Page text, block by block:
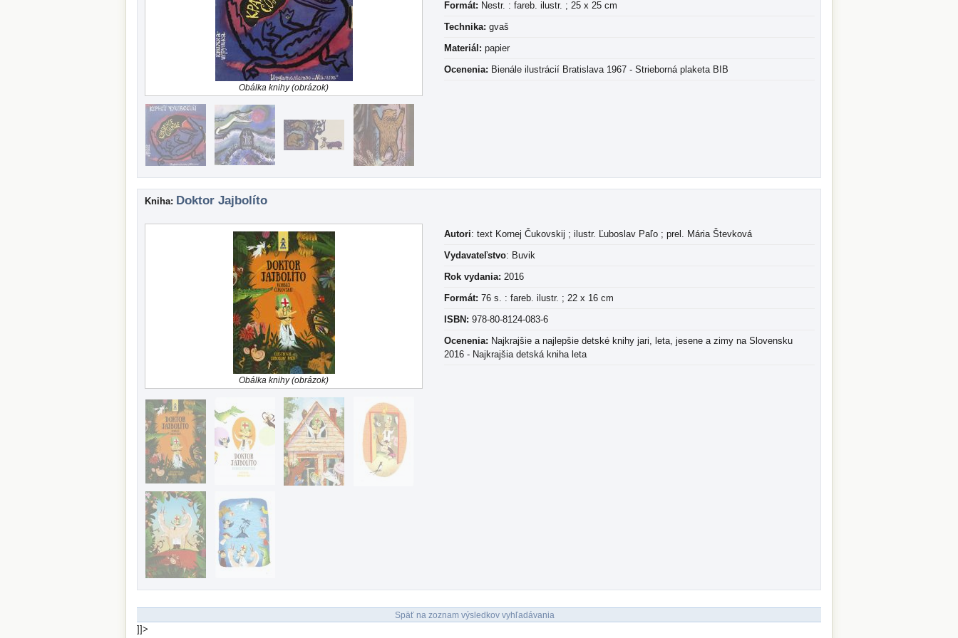
Obálka knihy (obrázok)
Formát: Nestr. : fareb. ilustr. ; 25 x 25 cm
Technika: gvaš
Materiál: papier
Ocenenia: Bienále ilustrácií Bratislava 1967 - Strieborná plaketa BIB
Kniha: Doktor Jajbolíto
Obálka knihy (obrázok)
Autori: text Kornej Čukovskij ; ilustr. Ľuboslav Paľo ; prel. Mária Števková
Vydavateľstvo: Buvik
Rok vydania: 2016
Formát: 76 s. : fareb. ilustr. ; 22 x 16 cm
ISBN: 978-80-8124-083-6
Ocenenia: Najkrajšie a najlepšie detské knihy jari, leta, jesene a zimy na Slovensku
2016 - Najkrajšia detská kniha leta
Späť na zoznam výsledkov vyhľadávania
]]>